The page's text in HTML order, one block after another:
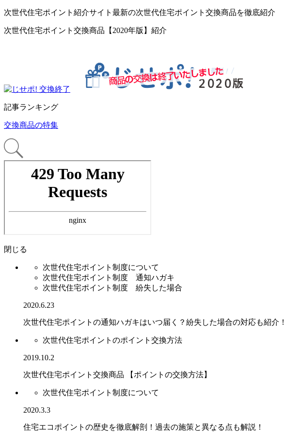
次世代住宅ポイント紹介サイト最新の次世代住宅ポイント交換商品を徹底紹介
次世代住宅ポイント交換商品【2020年版】紹介
記事ランキング
交換商品の特集
閉じる
次世代住宅ポイント制度について
次世代住宅ポイント制度 通知ハガキ
次世代住宅ポイント制度 紛失した場合
2020.6.23
次世代住宅ポイントの通知ハガキはいつ届く？紛失した場合の対応も紹介！
次世代住宅ポイントのポイント交換方法
2019.10.2
次世代住宅ポイント交換商品 【ポイントの交換方法】
次世代住宅ポイント制度について
2020.3.3
住宅エコポイントの歴史を徹底解剖！過去の施策と異なる点も解説！